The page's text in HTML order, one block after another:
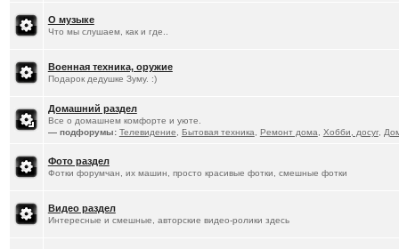
О музыке
Что мы слушаем, как и где..
Военная техника, оружие
Подарок дедушке Зуму. :)
Домашний раздел
Все о домашнем комфорте и уюте.
— подфорумы: Телевидение Бытовая техника Ремонт дома Хобби, досуг,
Фото раздел
Фотки форумчан, их машин, просто красивые фотки, смешные фотки
Видео раздел
Интересные и смешные, авторские видео-ролики здесь